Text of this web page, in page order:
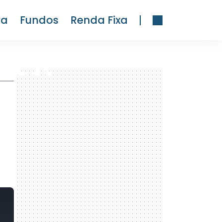
Fundos Renda Fixa
300 x 600